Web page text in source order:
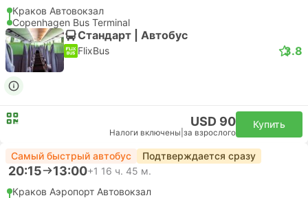
Краков Автовокзал
Copenhagen Bus Terminal
Стандарт | Автобус
FlixBus 3.8
USD 90
Налоги включены за взрослого
Купить
Самый быстрый автобус Подтверждается сразу
20:15 13:00+1 16 ч. 45 м.
Краков Аэропорт Автовокзал